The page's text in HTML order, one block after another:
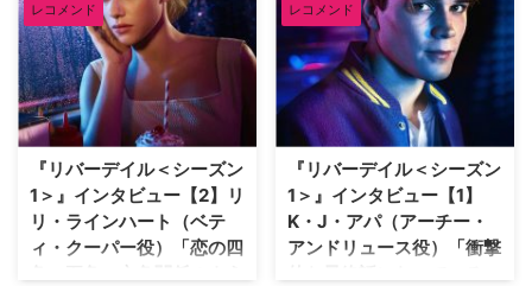
けに、高校生たちが事件の真相に
迫ったり、友達や恋人、家族との
関係に悩む姿を描く青春"ゴシッ
プ"ミステリー『リバーデイ
ル』。同作のヒロインであるベテ
ィ役を演じているのはリリ・ライ
めや自殺をテーマに描くNetflixオ
リジナルシリーズ…
アメリカのどこにでもありそうな
田舎町リバーデイル。一見穏やか
で平和なこの町で一人の高校生が
殺されたことをきっかけに、主人
公のアーチーとその仲間たちは、
謎多き事件の真相に迫ろうとす
る。やがて、住民たちが抱える秘
密や町を覆う深い闇が少しずつ明
らかになっていき…という青
春"ゴシップ"ミステリー『リバー
デイル』。8月8日（…
レコメンド
『リバーデイル＜シーズン
1＞』インタビュー【2】リ
リ・ラインハート（ベテ
ィ・クーパー役）「恋の四
角、五角、六角関係のよう
レコメンド
『リバーデイル＜シーズン
1＞』インタビュー【1】
K・J・アパ（アーチー・
アンドリュース役）「衝撃